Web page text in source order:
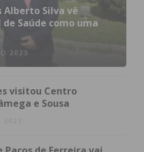
Alberto Silva vê
Saúde como uma
2023
visitou Centro
e Sousa
2023